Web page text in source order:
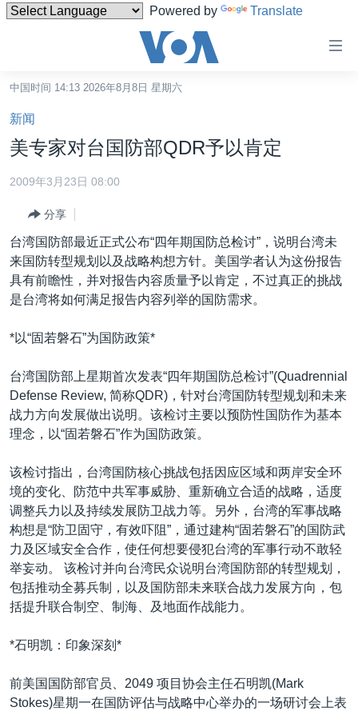
Powered by Translate
碍
链
接
跳
转
到
导
航
到
索
港澳
国际
最新国际新闻
印太
中东
非洲
美洲
分类新闻
经济·金融·贸易
人权·法律·宗教
军事
劳工
美中关系
热点专题
国会报道
美中关系
埃博拉疫情
美国之音专访
重要讲话与声明
台海两岸关系
南中国海争端
关注新疆
GEN Z 看美国
VOA今日焦点
中文广播
关注我们
其他语言网站
中国时间 14:13 2026年8月8日 星期六
新闻
美专家对台国防部QDR予以肯定
2009年3月23日 08:00
分享
台湾国防部最近正式公布“四年期国防总检讨”，说明台湾未
来国防转型规划以及战略构想方针。美国学者认为这份报告
具有前瞻性，并对报告内容质量予以肯定，不过真正的挑战
是台湾将如何满足报告内容列举的国防需求。
*以“固若磐石”为国防政策*
台湾国防部上星期首次发表“四年期国防总检讨”(Quadrennial
Defense Review, 简称QDR)，针对台湾国防转型规划和未来
战力方向发展做出说明。该检讨主要以预防性国防作为基本
理念，以“固若磐石”作为国防政策。
该检讨指出，台湾国防核心挑战包括因应区域和两岸安全环
境的变化、防范中共军事威胁、重新确立合适的战略，适度
调整兵力以及持续发展防卫战力等。另外，台湾的军事战略
构想是“防卫固守，有效吓阻”，通过建构“固若磐石”的国防武
力及区域安全合作，使任何想要侵犯台湾的军事行动不敢轻
举妄动。 该检讨并向台湾民众说明台湾国防部的转型规划，
包括推动全募兵制，以及国防部未来联合战力发展方向，包
括提升联合制空、制海、及地面作战能力。
*石明凯：印象深刻*
前美国国防部官员、2049 项目协会主任石明凯(Mark
Stokes)星期一在国防评估与战略中心举办的一场研讨会上表